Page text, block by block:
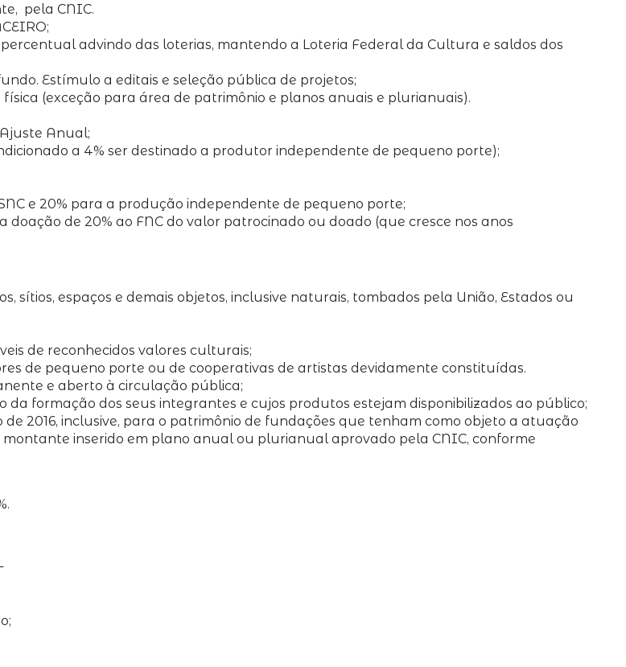
pela CNIC.
advindo das loterias, mantendo a Loteria Federal da Cultura e saldos dos
Estímulo a editais e seleção pública de projetos;
(exceção para área de patrimônio e planos anuais e plurianuais).
Anual;
a 4% ser destinado a produtor independente de pequeno porte);
e 20% para a produção independente de pequeno porte;
doação de 20% ao FNC do valor patrocinado ou doado (que cresce nos anos
sítios, espaços e demais objetos, inclusive naturais, tombados pela União, Estados ou
de reconhecidos valores culturais;
de pequeno porte ou de cooperativas de artistas devidamente constituídas.
e aberto à circulação pública;
da formação dos seus integrantes e cujos produtos estejam disponibilizados ao público;
2016, inclusive, para o patrimônio de fundações que tenham como objeto a atuação
inserido em plano anual ou plurianual aprovado pela CNIC, conforme